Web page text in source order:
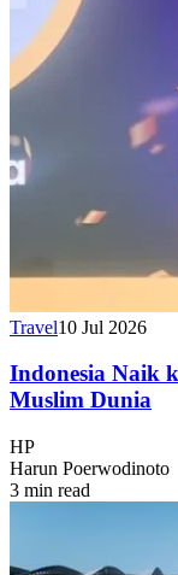
Travel10 Jul 2026
Indonesia Naik
Muslim Dunia
HP
Harun Poerwodinoto
3 min read